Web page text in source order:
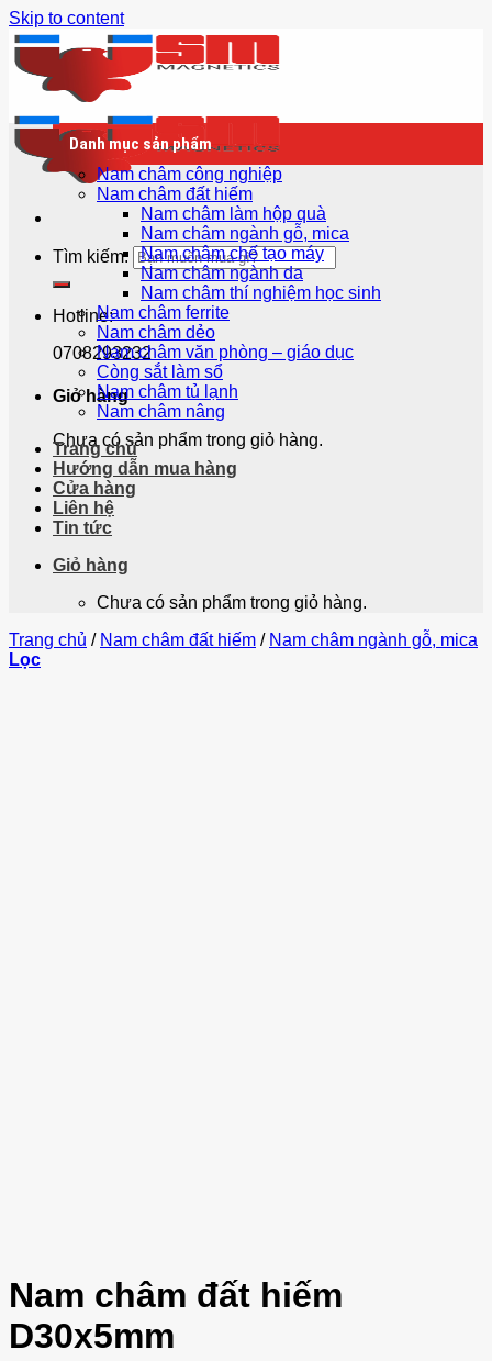
Skip to content
Tìm kiếm:
Hotline:
0708293232
Giỏ hàng
Chưa có sản phẩm trong giỏ hàng.
Danh mục sản phẩm
Nam châm công nghiệp
Nam châm đất hiếm
Nam châm làm hộp quà
Nam châm ngành gỗ, mica
Nam châm chế tạo máy
Nam châm ngành da
Nam châm thí nghiệm học sinh
Nam châm ferrite
Nam châm dẻo
Nam châm văn phòng – giáo dục
Còng sắt làm sổ
Nam châm tủ lạnh
Nam châm nâng
Trang chủ
Hướng dẫn mua hàng
Cửa hàng
Liên hệ
Tin tức
Giỏ hàng
Chưa có sản phẩm trong giỏ hàng.
Trang chủ / Nam châm đất hiếm / Nam châm ngành gỗ, mica
Lọc
Nam châm đất hiếm
D30x5mm